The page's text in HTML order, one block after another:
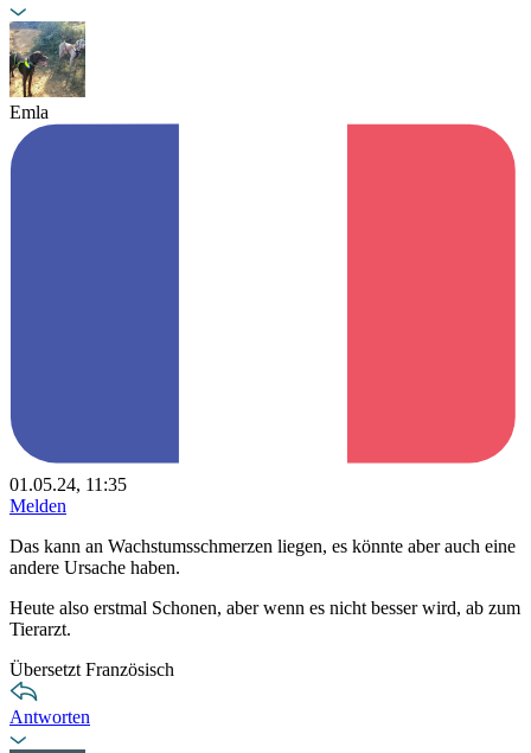
Emla
01.05.24, 11:35
Melden
Das kann an Wachstumsschmerzen liegen, es könnte aber auch eine
andere Ursache haben.
Heute also erstmal Schonen, aber wenn es nicht besser wird, ab zum
Tierarzt.
Übersetzt Französisch
Antworten